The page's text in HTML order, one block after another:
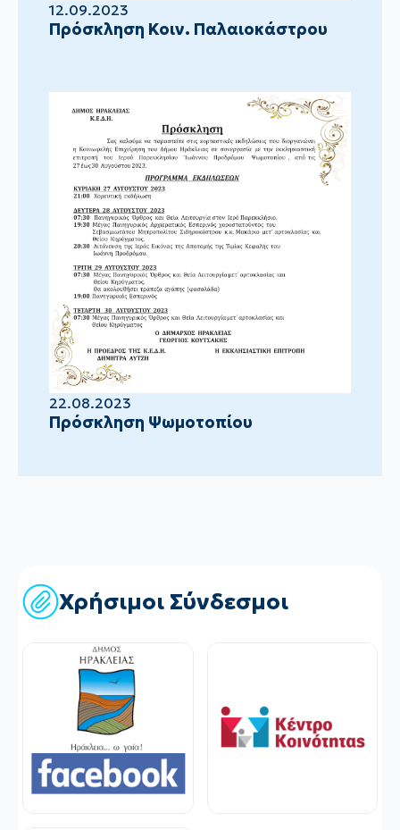
12.09.2023
Πρόσκληση Κοιν. Παλαιοκάστρου
22.08.2023
Πρόσκληση Ψωμοτοπίου
Χρήσιμοι Σύνδεσμοι